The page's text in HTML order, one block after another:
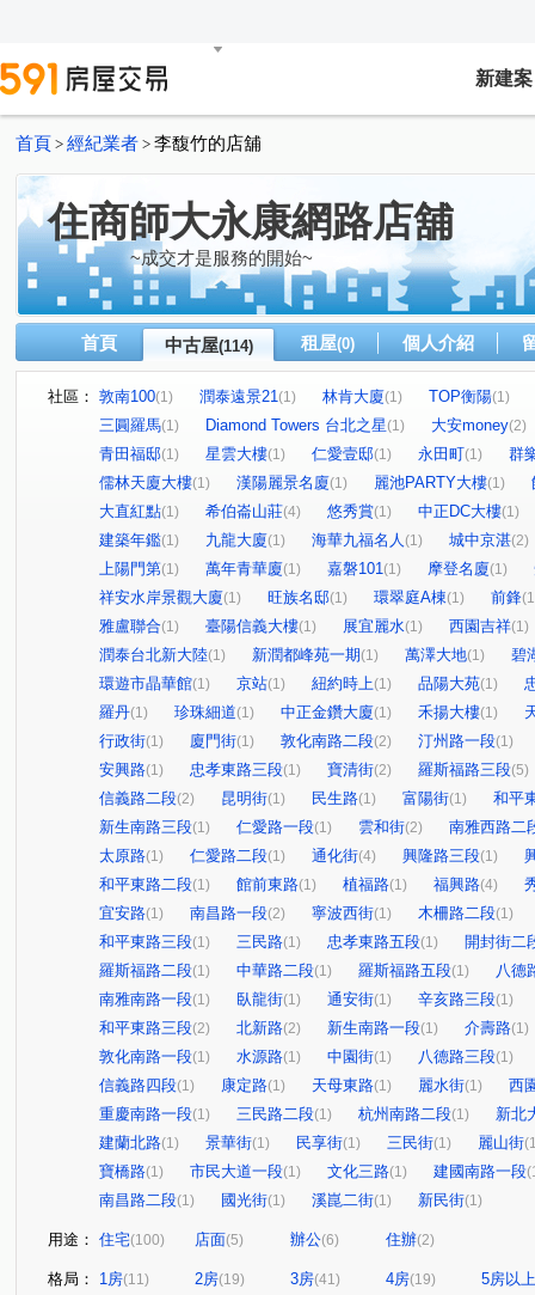
新建案
首頁 > 經紀業者 > 李馥竹的店舖
住商師大永康網路店舖
~成交才是服務的開始~
首頁 中古屋(114) 租屋(0) 個人介紹
社區： 敦南100(1) 潤泰遠景21(1) 林肯大廈(1) TOP衡陽(1)
三圓羅馬(1) Diamond Towers 台北之星(1) 大安money(2)
青田福邸(1) 星雲大樓(1) 仁愛壹邸(1) 永田町(1)
群
儒林天廈大樓(1) 漢陽麗景名廈(1) 麗池PARTY大樓(1)
大直紅點(1) 希伯崙山莊(4) 悠秀賞(1) 中正DC大樓(1)
建築年鑑(1) 九龍大廈(1) 海華九福名人 (1) 城中京湛(2)
上陽門第(1) 萬年青華廈(1) 嘉磐101(1) 摩登名廈(1)
祥安水岸景觀大廈(1) 旺族名邸(1) 環翠庭A棟(1) 前鋒
雅盧聯合(1) 臺陽信義大樓(1) 展宜麗水(1) 西園吉祥(1)
潤泰台北新大陸(1) 新潤都峰苑一期(1) 萬澤大地(1)
碧
環遊市晶華館(1) 京站(1) 紐約時上(1) 品陽大苑(1)
羅丹(1) 珍珠細道(1) 中正金鑽大廈(1) 禾揚大樓(1)
行政街(1) 廈門街(1) 敦化南路二段(2) 汀州路一段(1)
安興路(1) 忠孝東路三段(1) 寶清街(2) 羅斯福路三段(5)
信義路二段(2) 昆明街(1) 民生路(1) 富陽街(1)
和平
新生南路三段(1) 仁愛路一段(1) 雲和街(2)
南雅西路二
太原路(1) 仁愛路二段(1) 通化街(4) 興隆路三段(1)
和平東路二段(1) 館前東路(1) 植福路(1) 福興路(4)
宜安路(1) 南昌路一段(2) 寧波西街(1) 木柵路二段(1)
和平東路三段(1) 三民路(1) 忠孝東路五段(1)
開封街二
羅斯福路二段(1) 中華路二段(1) 羅斯福路五段(1)
八德
南雅南路一段(1) 臥龍街(1) 通安街(1) 辛亥路三段(1)
和平東路三段(2) 北新路(2) 新生南路一段(1) 介壽路(1)
敦化南路一段(1) 水源路(1) 中園街(1) 八德路三段(1)
信義路四段(1) 康定路(1) 天母東路(1) 麗水街(1)
西
重慶南路一段(1) 三民路二段(1) 杭州南路二段(1)
新北
建蘭北路(1) 景華街(1) 民享街(1) 三民街(1) 麗山街
寶橋路(1) 市民大道一段(1) 文化三路(1) 建國南路一段
南昌路二段(1) 國光街(1) 溪崑二街(1) 新民街(1)
用途： 住宅(100) 店面(5) 辦公(6) 住辦(2)
格局： 1房(11) 2房(19) 3房(41) 4房(19) 5房以上